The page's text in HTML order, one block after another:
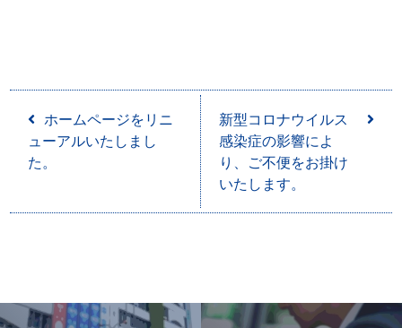
投
稿
ビ
ー
ホームページをリニ
ューアルいたしまし
た。
新型コロナウイルス
感染症の影響によ
り、ご不便をお掛け
いたします。